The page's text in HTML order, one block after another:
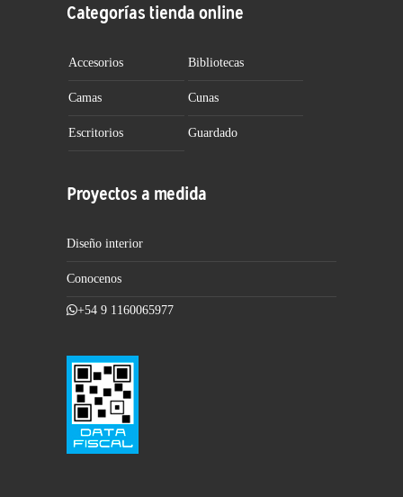
Categorías tienda online
Accesorios Bibliotecas
Camas Cunas
Escritorios Guardado
Proyectos a medida
Diseño interior
Conocenos
+54 9 1160065977